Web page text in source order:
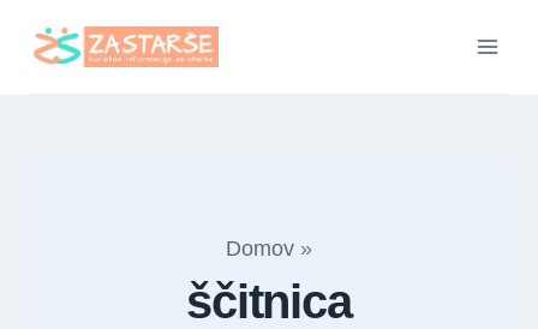
Domov »
ščitnica